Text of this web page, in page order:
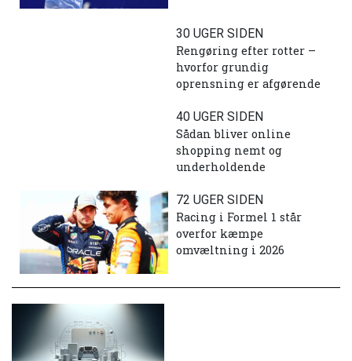
30 UGER SIDEN
Rengøring efter rotter –
hvorfor grundig
oprensning er afgørende
40 UGER SIDEN
Sådan bliver online
shopping nemt og
underholdende
72 UGER SIDEN
Racing i Formel 1 står
overfor kæmpe
omvæltning i 2026